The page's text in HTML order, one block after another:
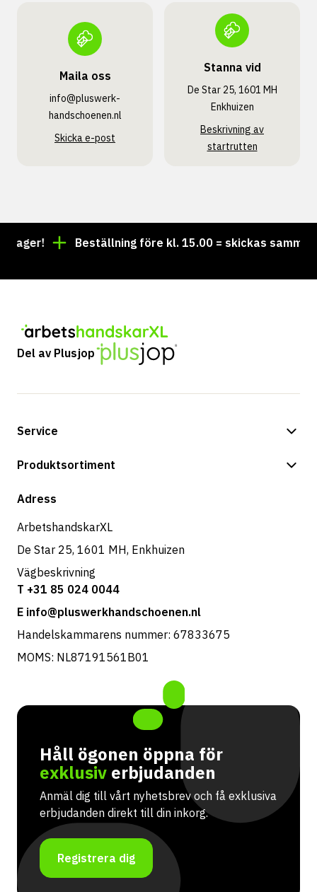
Maila oss
info@pluswerk­
handschoenen.nl
Skicka e-post
Stanna vid
De Star 25, 1601 MH
Enkhuizen
Beskrivning av
startrutten
lager! Beställning före kl. 15.00 = skickas samma
Del av Plusjop
Service
Betalningsalternativ
Returer & service
Produktsortiment
Butik
Adress
ArbetshandskarXL
De Star 25, 1601 MH, Enkhuizen
Vägbeskrivning
T +31 85 024 0044
E info@pluswerkhandschoenen.nl
Handelskammarens nummer: 67833675
MOMS: NL87191561B01
Håll ögonen öppna för
exklusiv erbjudanden
Anmäl dig till vårt nyhetsbrev och få exklusiva
erbjudanden direkt till din inkorg.
Registrera dig